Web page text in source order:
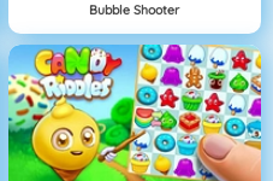
Bubble Shooter